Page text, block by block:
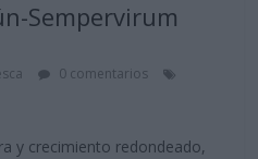
Sempervirum
0 comentarios
y crecimiento redondeado,